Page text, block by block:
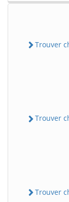
Trouver
Trouver
Trouver